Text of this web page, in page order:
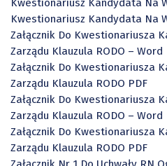
Kwestionariusz Kandydata Na
Załącznik Do Kwestionariusza
Zarządu Klauzula RODO – Word
Załącznik Do Kwestionariusza
Zarządu Klauzula RODO PDF
Załącznik Do Kwestionariusza
Zarządu Klauzula RODO – Word
Załącznik Do Kwestionariusza
Zarządu Klauzula RODO PDF